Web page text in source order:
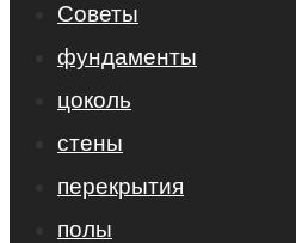
Советы
фундаменты
цоколь
стены
перекрытия
полы